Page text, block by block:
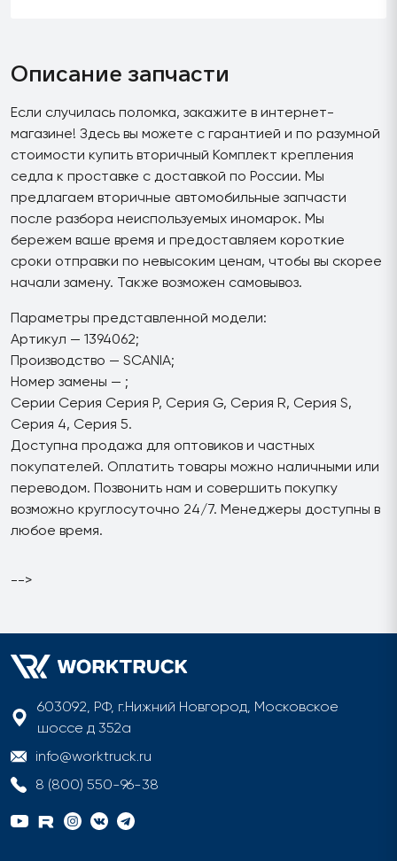
Описание запчасти
Если случилась поломка, закажите в интернет-
магазине! Здесь вы можете с гарантией и по разумной
стоимости купить вторичный Комплект крепления
седла к проставке с доставкой по России. Мы
предлагаем вторичные автомобильные запчасти
после разбора неиспользуемых иномарок. Мы
бережем ваше время и предоставляем короткие
сроки отправки по невысоким ценам, чтобы вы скорее
начали замену. Также возможен самовывоз.
Параметры представленной модели:
Артикул — 1394062;
Производство — SCANIA;
Номер замены — ;
Серии Серия Серия P, Серия G, Серия R, Серия S,
Серия 4, Серия 5.
Доступна продажа для оптовиков и частных
покупателей. Оплатить товары можно наличными или
переводом. Позвонить нам и совершить покупку
возможно круглосуточно 24/7. Менеджеры доступны в
любое время.
-->
603092, РФ, г.Нижний Новгород, Московское
шоссе д 352а
info@worktruck.ru
8 (800) 550-96-38